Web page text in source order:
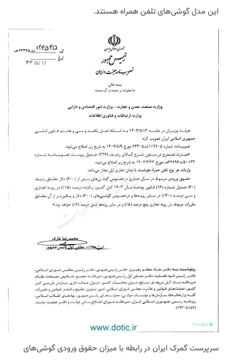
این مدل گوشی‌های تلفن همراه هستند.
سرپرست گمرک ایران در رابطه با میزان حقوق ورودی گوشی‌های